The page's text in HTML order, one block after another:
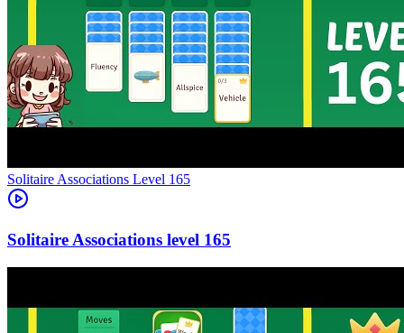
Level 165
165